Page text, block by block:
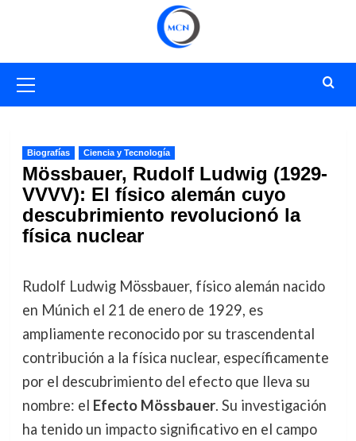
primario
Biografías Ciencia y Tecnología
Mössbauer, Rudolf Ludwig (1929-
VVVV): El físico alemán cuyo
descubrimiento revolucionó la
física nuclear
Rudolf Ludwig Mössbauer, físico alemán nacido
en Múnich el 21 de enero de 1929, es
ampliamente reconocido por su trascendental
contribución a la física nuclear, específicamente
por el descubrimiento del efecto que lleva su
nombre: el Efecto Mössbauer. Su investigación
ha tenido un impacto significativo en el campo